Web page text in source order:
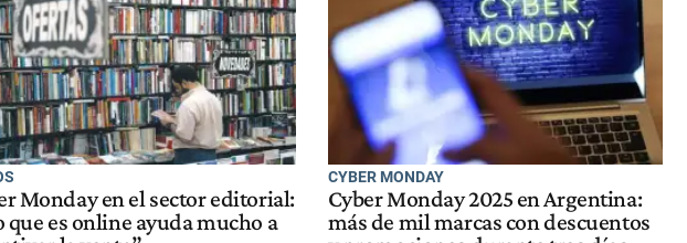
Monday en el sector editorial:
que es online ayuda mucho a
CYBER MONDAY
Cyber Monday 2025 en Argentina:
más de mil marcas con descuentos